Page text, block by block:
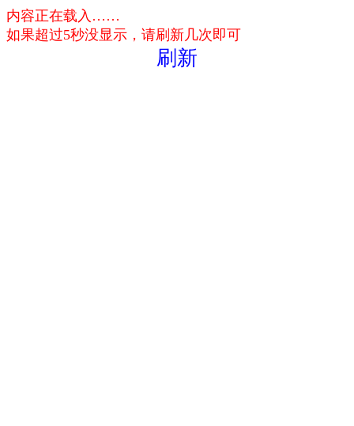
内容正在载入……
如果超过5秒没显示，请刷新几次即可
刷新